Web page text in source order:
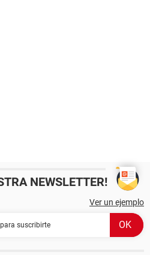
NEWSLETTER!
Ver un ejemplo